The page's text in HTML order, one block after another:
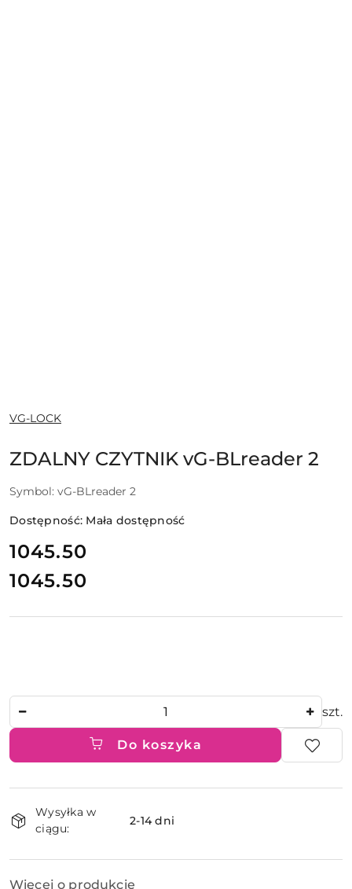
NAZWA
PRODUCENTA:
VG-LOCK
ZDALNY CZYTNIK vG-BLreader 2
Symbol: vG-BLreader 2
Dostępność: Mała dostępność
cena:
1045.50
Cena:
1045.50
szt.
Do koszyka
i
dostawa
Wysyłka w
ciągu:
2-14 dni
Więcej o produkcie